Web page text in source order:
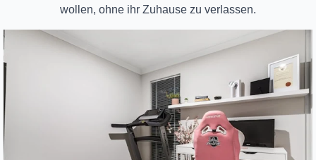
wollen, ohne ihr Zuhause zu verlassen.